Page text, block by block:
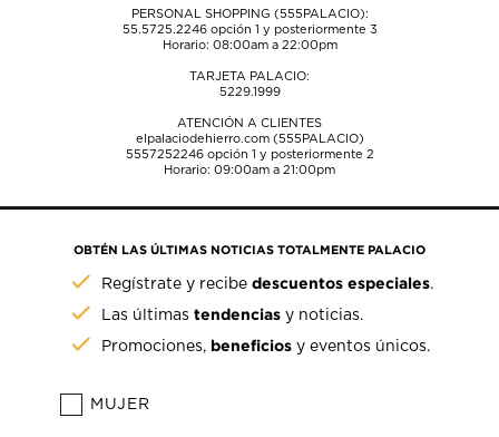
PERSONAL SHOPPING (555PALACIO):
55.5725.2246opción 1 y posteriormente 3
Horario: 08:00am a 22:00pm
TARJETA PALACIO:
5229.1999
ATENCIÓN A CLIENTES
elpalaciodehierro.com (555PALACIO)
5557252246opción 1 y posteriormente 2
Horario: 09:00am a 21:00pm
OBTÉN LAS ÚLTIMAS NOTICIAS TOTALMENTE PALACIO
Regístrate y recibedescuentos especiales.
Las últimastendencias y noticias.
Promociones, beneficios y eventos únicos.
MUJER